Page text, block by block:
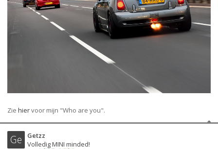
Zie hiervoor mijn "Who are you".
Ge
Getzz
Volledig MINI minded!